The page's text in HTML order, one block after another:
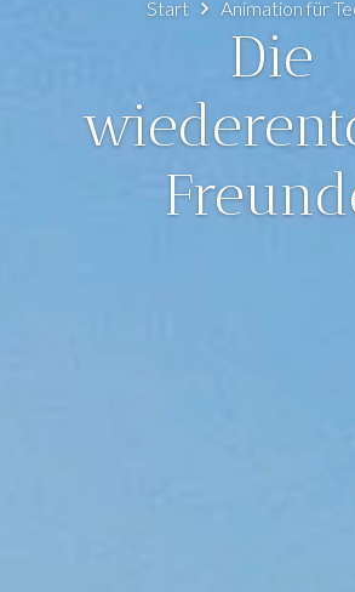
Start Animation für
Die